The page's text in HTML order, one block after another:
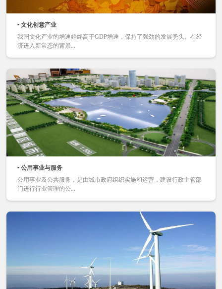
• 文化创意产业
我国文化产业的增速始终高于GDP增速，保持了强劲的发展势头。在经
济进入新常态的背景...
• 公用事业与服务
公用事业及公共服务，是由城市政府组织实施和运营，建设行政主管部
门进行行业管理的公...